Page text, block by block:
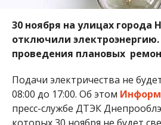
ул. 50 лет НЗФ;
ул. Ивана Сирко;
ул. Измаильская;
ул. Бориса Мозолевского;
ул. Василия Стуса;